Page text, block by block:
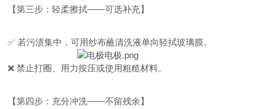
【第三步：轻柔擦拭——可选补充】
✅ 若污渍集中，可用纱布蘸清洗液单向轻拭玻璃膜。
❌ 禁止打圈、用力按压或使用粗糙材料。
【第四步： 充分冲洗——不留残余】